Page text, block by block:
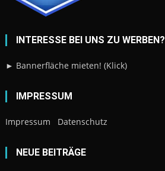
INTERESSE BEI UNS ZU WERBEN?
► Bannerfläche mieten! (Klick)
IMPRESSUM
Impressum Datenschutz
NEUE BEITRÄGE